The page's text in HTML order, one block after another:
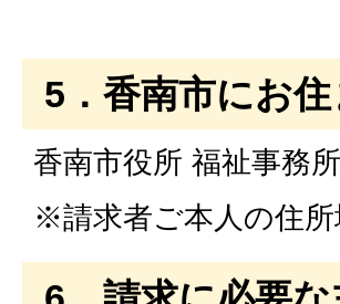
5．香南市にお
香南市役所 福祉事務
※請求者ご本人の住